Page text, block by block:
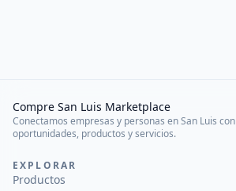
Compre San Luis Marketplace
Conectamos empresas y personas en San Luis con
oportunidades, productos y servicios.
EXPLORAR
Productos